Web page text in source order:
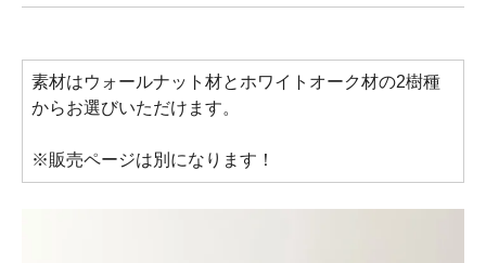
素材はウォールナット材とホワイトオーク材の2樹種
からお選びいただけます。
※販売ページは別になります！